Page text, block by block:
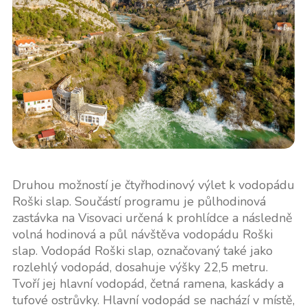
Druhou možností je čtyřhodinový výlet k vodopádu
Roški slap. Součástí programu je půlhodinová
zastávka na Visovaci určená k prohlídce a následně
volná hodinová a půl návštěva vodopádu Roški
slap. Vodopád Roški slap, označovaný také jako
rozlehlý vodopád, dosahuje výšky 22,5 metru.
Tvoří jej hlavní vodopád, četná ramena, kaskády a
tufové ostrůvky. Hlavní vodopád se nachází v místě,